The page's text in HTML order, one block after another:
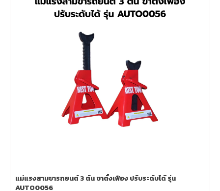
แม่แรงสามขารถยนต์ 3 ตัน ขาตั้งเฟือง ปรับระดับได้ รุ่น
AUTO0056